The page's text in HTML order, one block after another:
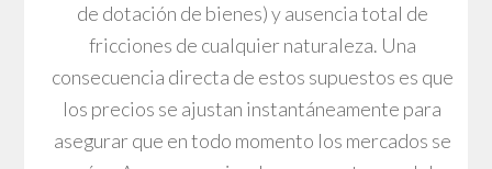
de dotación de bienes) y ausencia total de
fricciones de cualquier naturaleza. Una
consecuencia directa de estos supuestos es que
los precios se ajustan instantáneamente para
asegurar que en todo momento los mercados se